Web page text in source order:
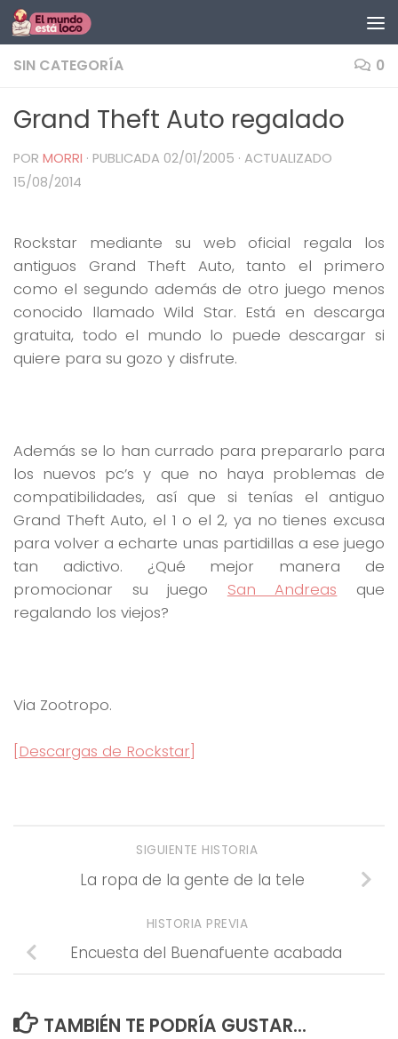
Saltar al contenido
SIN CATEGORÍA 0
Grand Theft Auto regalado
POR MORRI · PUBLICADA 02/01/2005 · ACTUALIZADO
15/08/2014
Rockstar mediante su web oficial regala los
antiguos Grand Theft Auto, tanto el primero
como el segundo además de otro juego menos
conocido llamado Wild Star. Está en descarga
gratuita, todo el mundo lo puede descargar si
quiere para su gozo y disfrute.
Además se lo han currado para prepararlo para
los nuevos pc’s y que no haya problemas de
compatibilidades, así que si tenías el antiguo
Grand Theft Auto, el 1 o el 2, ya no tienes excusa
para volver a echarte unas partidillas a ese juego
tan adictivo. ¿Qué mejor manera de
promocionar su juego San Andreas que
regalando los viejos?
Via Zootropo.
[Descargas de Rockstar]
SIGUIENTE HISTORIA
La ropa de la gente de la tele
HISTORIA PREVIA
Encuesta del Buenafuente acabada
TAMBIÉN TE PODRÍA GUSTAR...